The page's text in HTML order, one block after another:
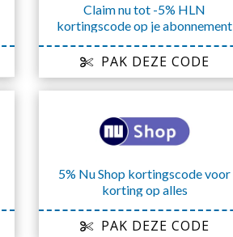
Claim nu tot -5% HLN
kortingscode op je abonnement
PAK DEZE CODE
5% Nu Shop kortingscode voor
korting op alles
PAK DEZE CODE